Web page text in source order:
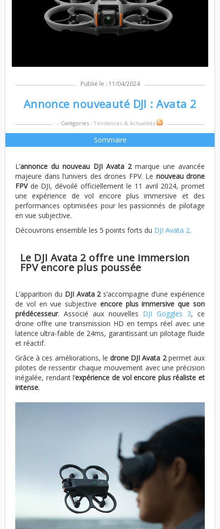
Publié le : 11/04/2024
Annonce nouveauté DJI : Avata 2
- Catégories : Tendances & Actualités
Sommaire
L’annonce du nouveau DJI Avata 2marque une avancée
majeure dans l’univers des drones FPV. Le nouveau drone
FPVde DJI, dévoilé officiellement le 11 avril 2024, promet
une expérience de vol encore plus immersive et des
performances optimisées pour les passionnés de pilotage
en vue subjective.
Découvrons ensemble les 5 points forts du DJI Avata 2.
Le DJI Avata 2 offre une immersion
FPV encore plus poussée
L’apparition du DJI Avata 2s’accompagne d’une expérience
de vol en vue subjective encore plus immersive que son
prédécesseur. Associé aux nouvelles DJI Goggles 3, ce
drone offre une transmission HD en temps réel avec une
latence ultra-faible de 24ms, garantissant un pilotage fluide
et réactif.
Grâce à ces améliorations, le drone DJI Avata 2permet aux
pilotes de ressentir chaque mouvement avec une précision
inégalée, rendant l’expérience de vol encore plus réaliste et
intense.